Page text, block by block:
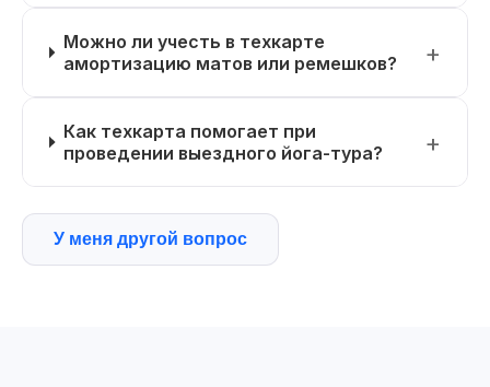
Можно ли учесть в техкарте
амортизацию матов или ремешков?
Как техкарта помогает при
проведении выездного йога-тура?
У меня другой вопрос